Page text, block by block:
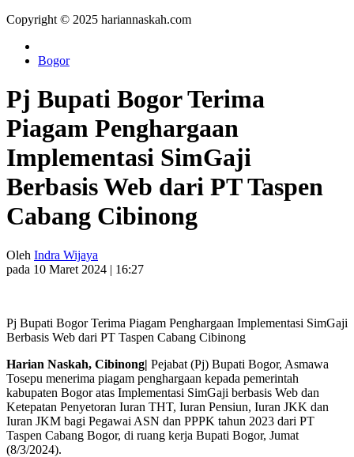
Copyright © 2025 hariannaskah.com
Bogor
Pj Bupati Bogor Terima
Piagam Penghargaan
Implementasi SimGaji
Berbasis Web dari PT Taspen
Cabang Cibinong
Oleh Indra Wijaya
pada 10 Maret 2024 | 16:27
Pj Bupati Bogor Terima Piagam Penghargaan Implementasi SimGaji
Berbasis Web dari PT Taspen Cabang Cibinong
Harian Naskah, Cibinong| Pejabat (Pj) Bupati Bogor, Asmawa
Tosepu menerima piagam penghargaan kepada pemerintah
kabupaten Bogor atas Implementasi SimGaji berbasis Web dan
Ketepatan Penyetoran Iuran THT, Iuran Pensiun, Iuran JKK dan
Iuran JKM bagi Pegawai ASN dan PPPK tahun 2023 dari PT
Taspen Cabang Bogor, di ruang kerja Bupati Bogor, Jumat
(8/3/2024).